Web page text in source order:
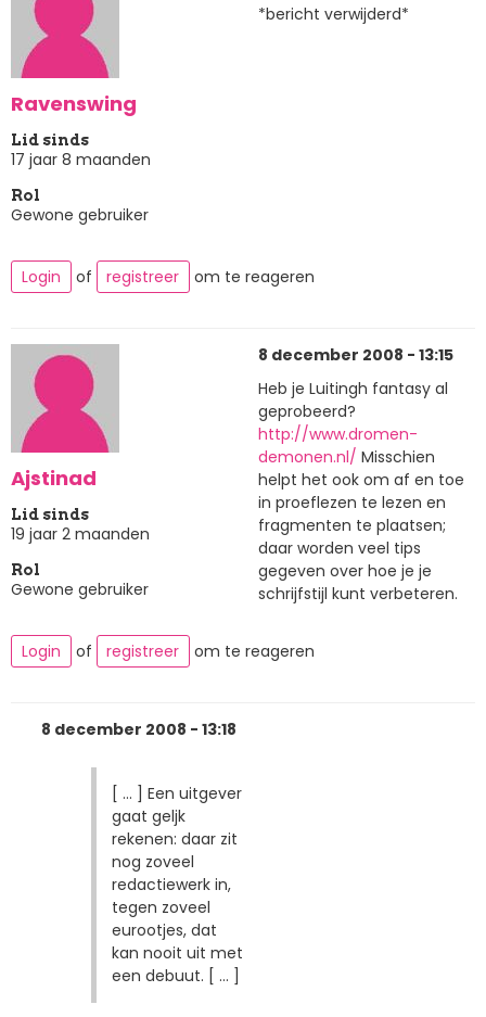
Ravenswing
Lid sinds
17 jaar 8 maanden
Rol
Gewone gebruiker
*bericht verwijderd*
Login of registreer om te reageren
Ajstinad
Lid sinds
19 jaar 2 maanden
Rol
Gewone gebruiker
8 december 2008 - 13:15
Heb je Luitingh fantasy al
geprobeerd?
http://www.dromen-
demonen.nl/ Misschien
helpt het ook om af en toe
in proeflezen te lezen en
fragmenten te plaatsen;
daar worden veel tips
gegeven over hoe je je
schrijfstijl kunt verbeteren.
Login of registreer om te reageren
8 december 2008 - 13:18
[ ... ] Een uitgever
gaat geljk
rekenen: daar zit
nog zoveel
redactiewerk in,
tegen zoveel
eurootjes, dat
kan nooit uit met
een debuut. [ ... ]